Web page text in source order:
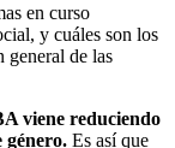
en curso
y cuáles son los
general de las
viene reduciendo
género. Es así que